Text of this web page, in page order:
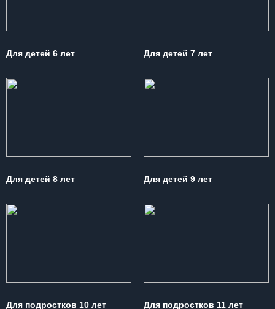
Для детей 6 лет Для детей 7 лет
Для детей 8 лет Для детей 9 лет
Для подростков 10 лет Для подростков 11 лет